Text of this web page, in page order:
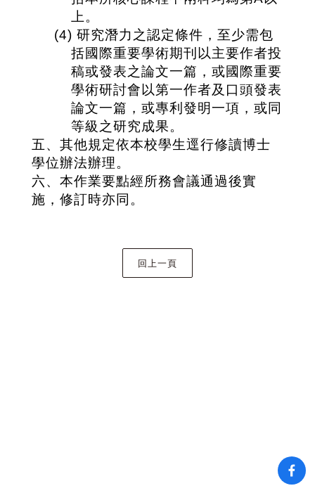
上。
(4) 研究潛力之認定條件，至少需包
括國際重要學術期刊以主要作者投
稿或發表之論文一篇，或國際重要
學術研討會以第一作者及口頭發表
論文一篇，或專利發明一項，或同
等級之研究成果。
五、其他規定依本校學生逕行修讀博士
學位辦法辦理。
六、本作業要點經所務會議通過後實
施，修訂時亦同。